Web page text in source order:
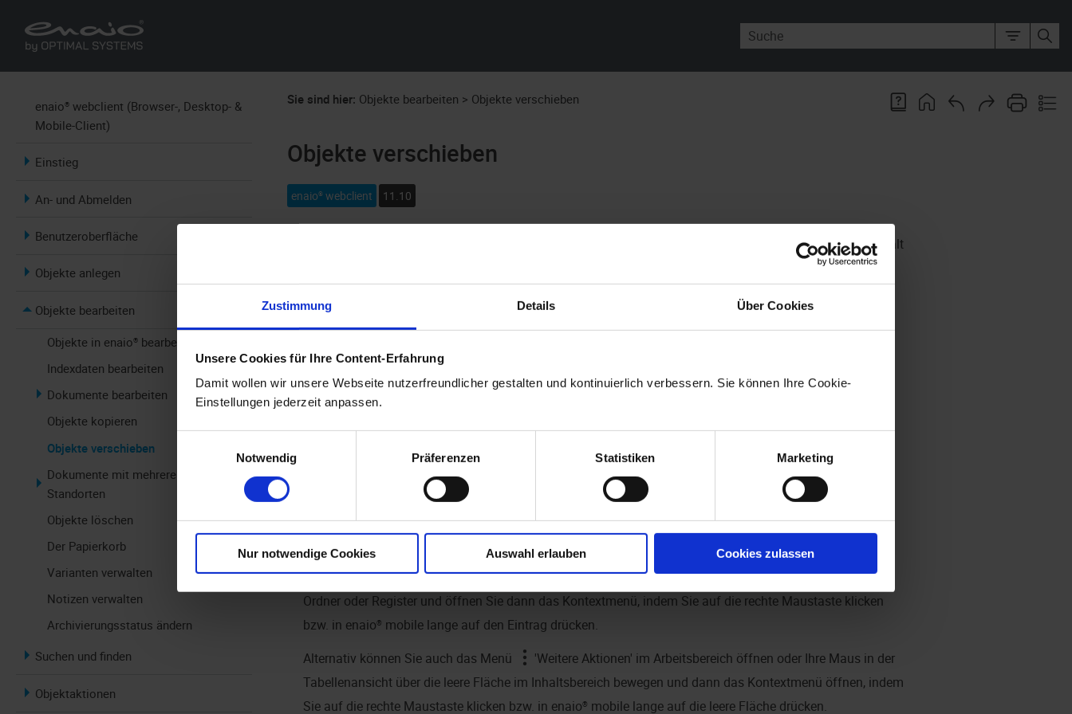
Zustimmung Details Über Cookies
Unsere Cookies für Ihre Content-Erfahrung
Damit wollen wir unsere Webseite nutzerfreundlicher gestalten und kontinuierlich verbessern. Sie können Ihre Cookie-
Einstellungen jederzeit anpassen.
Notwendig
Präferenzen Statistiken Marketing
Nur notwendige Cookies Auswahl erlauben Cookies zulassen
enaio® webclient (Browser-, Desktop- &
Mobile-Client)
Einstieg
An- und Abmelden
Benutzeroberfläche
Objekte anlegen
Objekte bearbeiten
Objekte in enaio® bearbeiten
Indexdaten bearbeiten
Dokumente bearbeiten
Objekte kopieren
Objekte verschieben
Dokumente mit mehreren
Standorten
Objekte löschen
Der Papierkorb
Varianten verwalten
Notizen verwalten
Archivierungsstatus ändern
Suchen und finden
Objektaktionen
Sie sind hier: Objekte bearbeiten > Objekte verschieben
Objekte verschieben
enaio® webclient 11.10
können Sie Dokumente und Register innerhalb desselben Schranks verschieben. Dabei bleiben Inhalt
Ordner lassen sich nicht verschieben, da Ordner nur in der obersten Ebene innerhalb des
Ordnungssystems angelegt werden können.
Öffnen Sie einen
Kontextmenü.
Markieren Sie im Navigationsbereich bzw. in der Objektliste des neuen Standorts den entsprechenden
Ordner oder Register und öffnen Sie dann das Kontextmenü, indem Sie auf die rechte Maustaste klicken
bzw. in enaio® mobile lange auf den Eintrag drücken.
Alternativ können Sie auch das Menü
'Weitere Aktionen' im Arbeitsbereich öffnen oder Ihre Maus in der
Tabellenansicht über die leere Fläche im Inhaltsbereich bewegen und dann das Kontextmenü öffnen, indem
Sie auf die rechte Maustaste klicken bzw. in enaio® mobile lange auf die leere Fläche drücken.